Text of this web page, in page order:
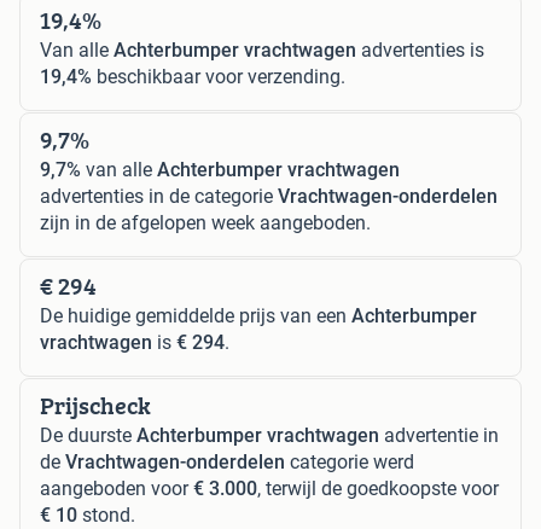
19,4%
Van alle Achterbumper vrachtwagen advertenties is
19,4% beschikbaar voor verzending.
9,7%
9,7% van alle Achterbumper vrachtwagen
advertenties in de categorie Vrachtwagen-onderdelen
zijn in de afgelopen week aangeboden.
€ 294
De huidige gemiddelde prijs van een Achterbumper
vrachtwagen is € 294.
Prijscheck
De duurste Achterbumper vrachtwagen advertentie in
de Vrachtwagen-onderdelen categorie werd
aangeboden voor€ 3.000, terwijl de goedkoopste voor
€ 10 stond.